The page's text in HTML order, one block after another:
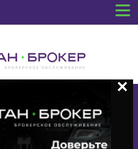
92
Путь, 109 оф.510